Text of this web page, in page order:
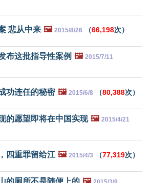
悲从中来 🖼️ 2015/8/26 （66,198次）
布这批指导性案例 🖼️ 2015/7/11
功连任的秘密 🖼️ 2015/6/8 （80,388次）
的愿望即将在中国实现 🖼️ 2015/4/21
四重罪留给江 🖼️ 2015/4/3 （77,319次）
的厕所不是随便上的 🖼️